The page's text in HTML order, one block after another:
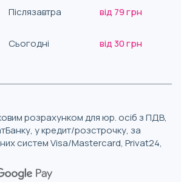
Післязавтра від 79 грн
Сьогодні від 30 грн
розрахунком для юр. осіб з ПДВ,
у кредит/розстрочку, за
систем Visa/Mastercard, Privat24,